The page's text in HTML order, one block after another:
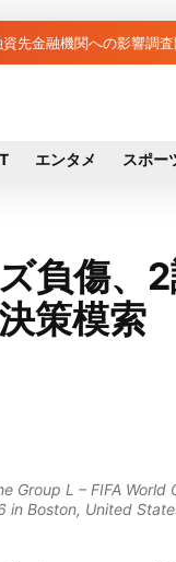
融資先金融機関への影響
金融機関リスト判明 銀
エンタメ スポー
負傷、
策模索
Group L – FIFA
in Boston, United